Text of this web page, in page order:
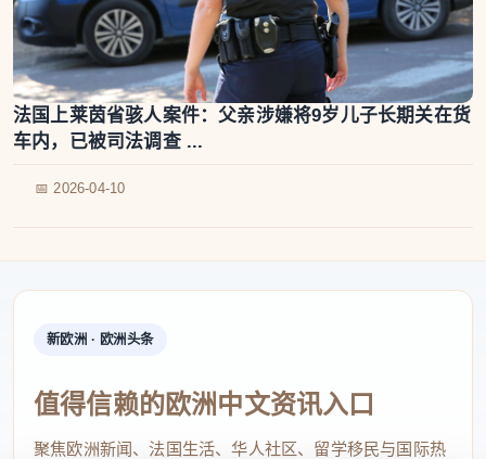
法国上莱茵省骇人案件：父亲涉嫌将9岁儿子长期关在货
车内，已被司法调查 ...
📅 2026-04-10
新欧洲 · 欧洲头条
值得信赖的欧洲中文资讯入口
聚焦欧洲新闻、法国生活、华人社区、留学移民与国际热